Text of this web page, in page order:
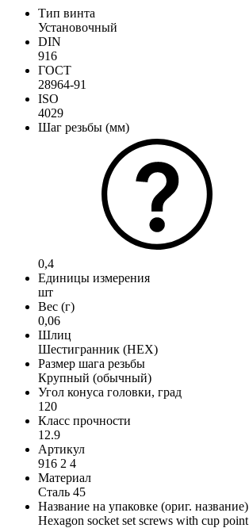
Тип винта
Установочный
DIN
916
ГОСТ
28964-91
ISO
4029
Шаг резьбы (мм)
0,4
Единицы измерения
шт
Вес (г)
0,06
Шлиц
Шестигранник (HEX)
Размер шага резьбы
Крупный (обычный)
Угол конуса головки, град
120
Класс прочности
12.9
Артикул
916 2 4
Материал
Сталь 45
Название на упаковке (ориг. название)
Hexagon socket set screws with cup point